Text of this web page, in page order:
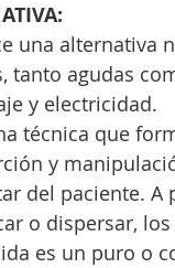
una alternativa
tanto agudas
y electricidad.
técnica que
y
del paciente.
o dispersar,
es un puro o